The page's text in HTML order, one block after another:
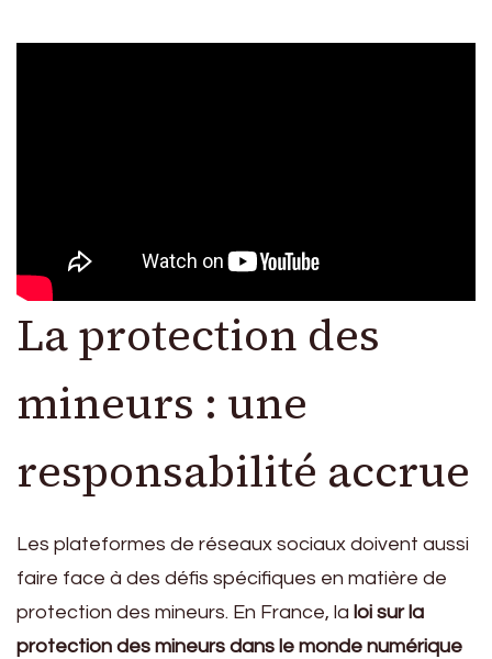
La protection des
mineurs : une
responsabilité accrue
Les plateformes de réseaux sociaux doivent aussi
faire face à des défis spécifiques en matière de
protection des mineurs. En France, la loi sur la
protection des mineurs dans le monde numérique